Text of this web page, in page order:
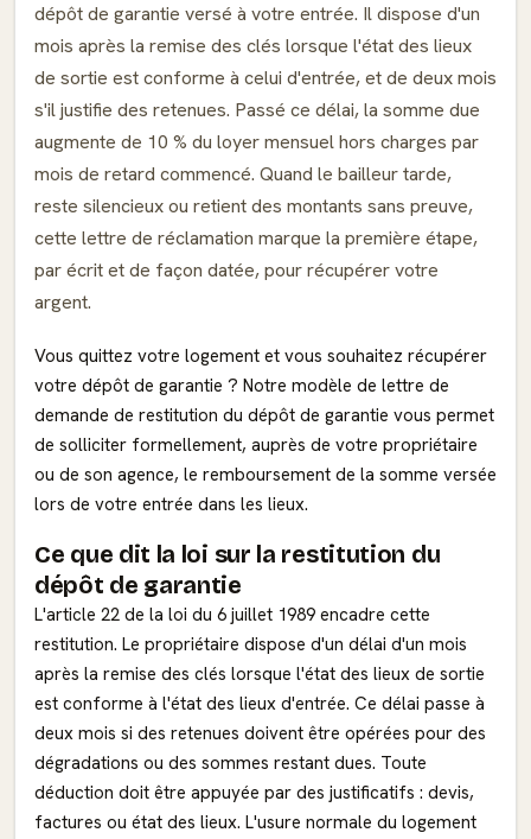
dépôt de garantie versé à votre entrée. Il dispose d'un
mois après la remise des clés lorsque l'état des lieux
de sortie est conforme à celui d'entrée, et de deux mois
s'il justifie des retenues. Passé ce délai, la somme due
augmente de 10 % du loyer mensuel hors charges par
mois de retard commencé. Quand le bailleur tarde,
reste silencieux ou retient des montants sans preuve,
cette lettre de réclamation marque la première étape,
par écrit et de façon datée, pour récupérer votre
argent.
Vous quittez votre logement et vous souhaitez récupérer
votre dépôt de garantie ? Notre modèle de lettre de
demande de restitution du dépôt de garantie vous permet
de solliciter formellement, auprès de votre propriétaire
ou de son agence, le remboursement de la somme versée
lors de votre entrée dans les lieux.
Ce que dit la loi sur la restitution du
dépôt de garantie
L'article 22 de la loi du 6 juillet 1989 encadre cette
restitution. Le propriétaire dispose d'un délai d'un mois
après la remise des clés lorsque l'état des lieux de sortie
est conforme à l'état des lieux d'entrée. Ce délai passe à
deux mois si des retenues doivent être opérées pour des
dégradations ou des sommes restant dues. Toute
déduction doit être appuyée par des justificatifs : devis,
factures ou état des lieux. L'usure normale du logement